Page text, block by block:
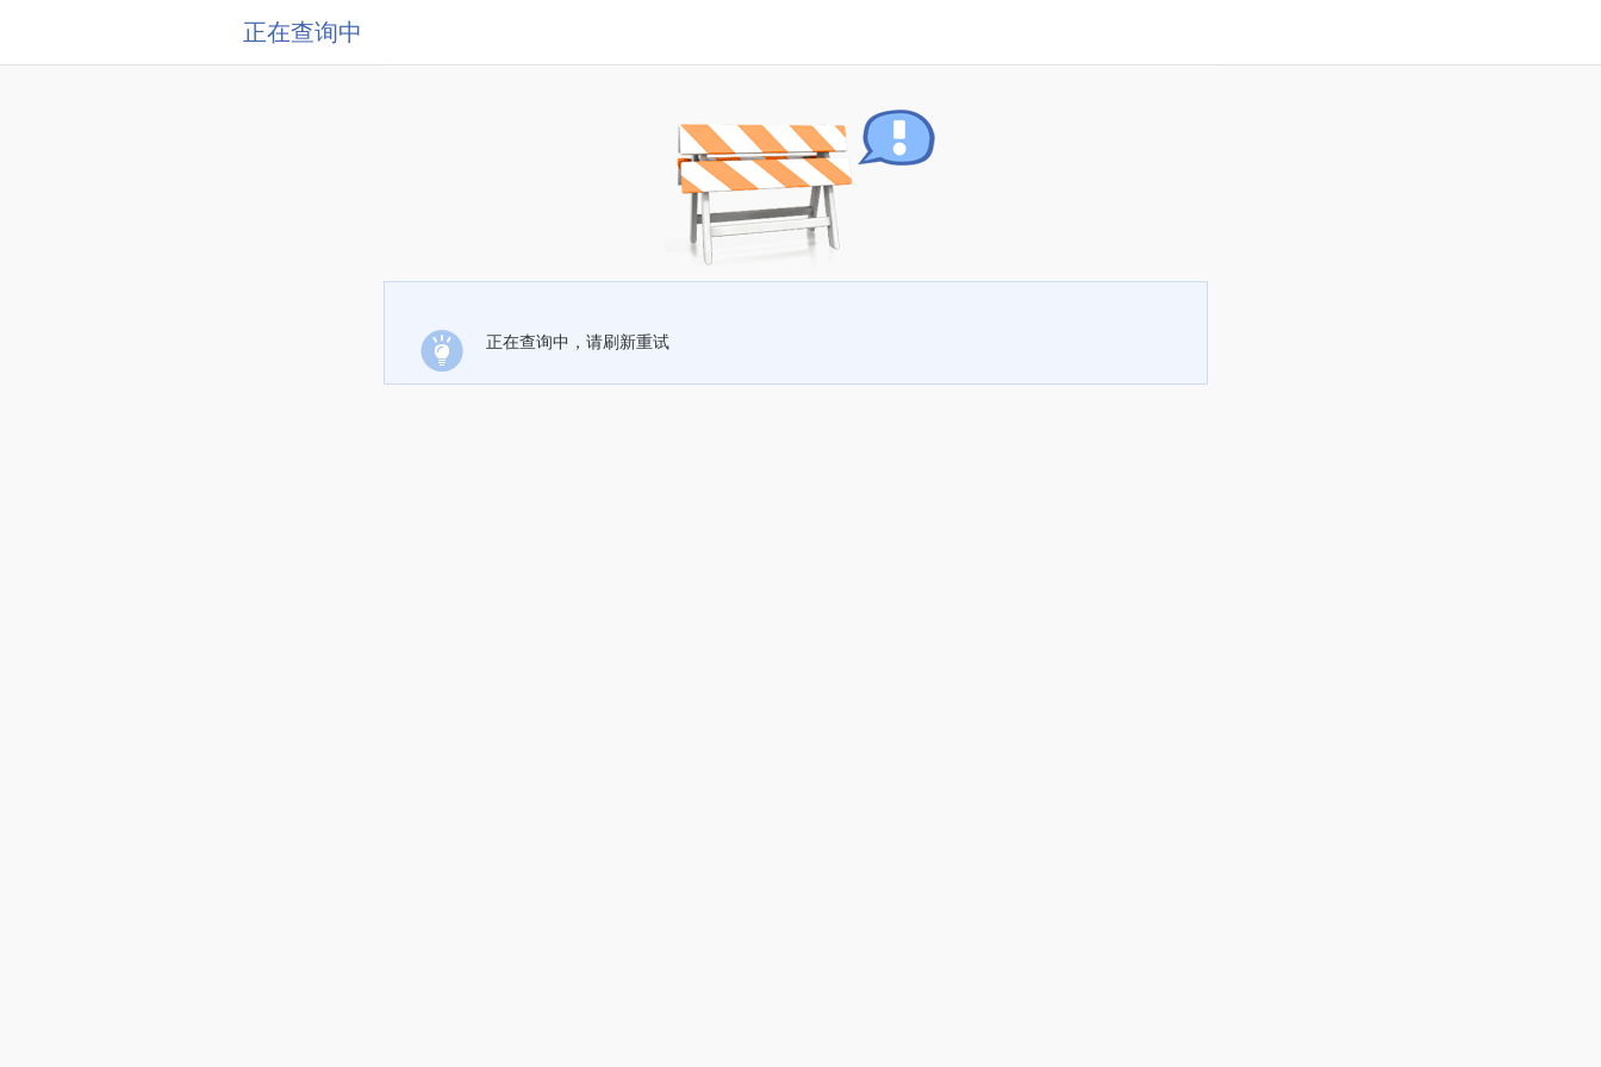
正在查询中
正在查询中，请刷新重试